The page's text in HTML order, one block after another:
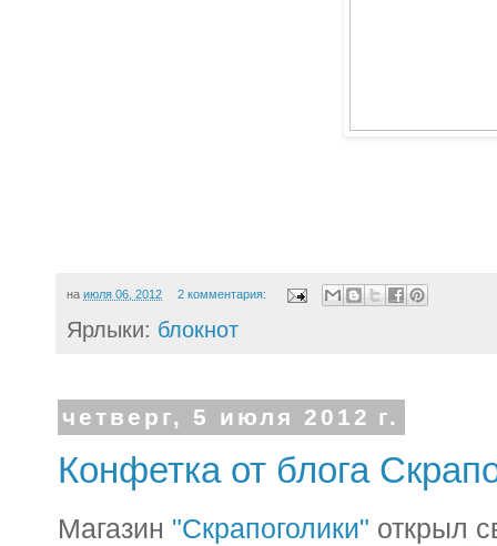
на июля 06, 2012 2 комментария:
Ярлыки: блокнот
четверг, 5 июля 2012 г.
Конфетка от блога
Магазин "Скрапоголики" открыл